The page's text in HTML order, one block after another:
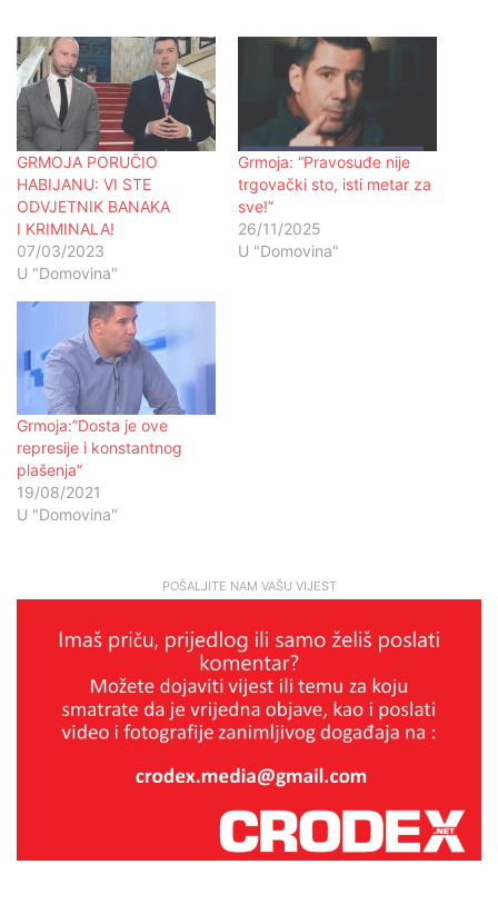
GRMOJA PORUČIO
HABIJANU: VI STE
ODVJETNIK BANAKA
I KRIMINALA!
07/03/2023
U "Domovina"
Grmoja: “Pravosuđe nije
trgovački sto, isti metar za
sve!”
26/11/2025
U "Domovina"
Grmoja:”Dosta je ove
represije i konstantnog
plašenja”
19/08/2021
U "Domovina"
POŠALJITE NAM VAŠU VIJEST